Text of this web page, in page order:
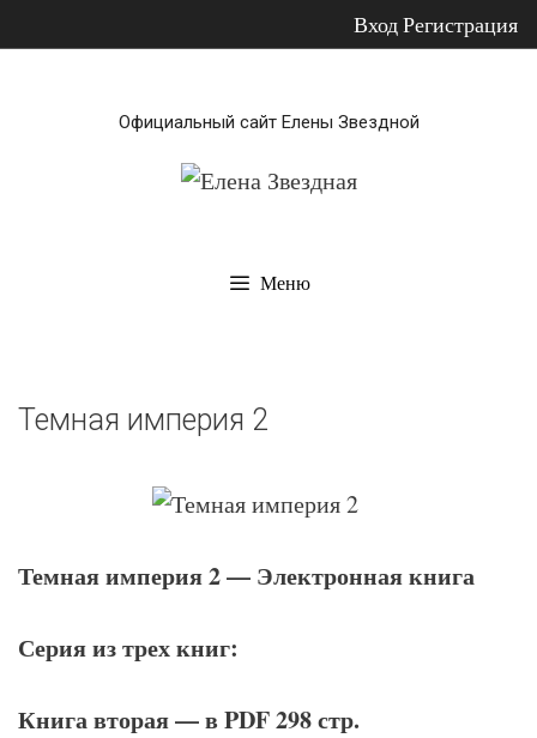
ВходРегистрация
содержимомуОфициальный сайт Елены Звездной
Меню
Темная империя 2
Темная империя 2 — Электронная книга
Серия из трех книг:
Книга вторая — в PDF 298 стр.